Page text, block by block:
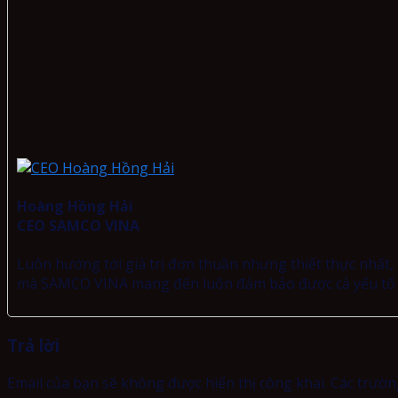
Hoàng Hồng Hải
CEO SAMCO VINA
Luôn hướng tới giá trị đơn thuần nhưng thiết thực nhất,
mà SAMCO VINA mang đến luôn đảm bảo được cả yếu
Trả lời
Email của bạn sẽ không được hiển thị công khai. Các